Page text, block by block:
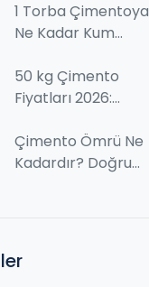
ve nelere dikkat
etmelisiniz
1 Torba Çimentoya
Ne Kadar Kum
Rehberi
50 kg Çimento
Fiyatları 2026:
Çimento Maliyetleri
Çimento Ömrü Ne
Kadardır? Doğru